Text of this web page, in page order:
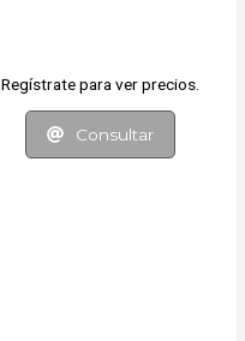
Regístrate para ver precios.
Consultar